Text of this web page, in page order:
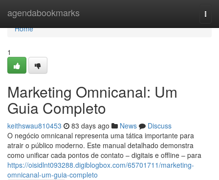
agendabookmarks
Home
Home
1
Marketing Omnicanal: Um
Guia Completo
keithswau810453 83 days ago News
Discuss
O negócio omnicanal representa uma tática importante para
atrair o público moderno. Este manual detalhado demonstra
como unificar cada pontos de contato – digitais e offline – para
https://oisidlnt093288.digiblogbox.com/65701711/marketing-
omnicanal-um-guia-completo